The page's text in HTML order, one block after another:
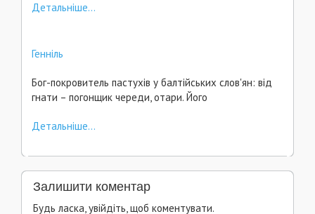
Детальніше...
Генніль
Бог-покровитель пастухів у балтійських слов'ян: від
гнати – погонщик череди, отари. Його
Детальніше...
Залишити коментар
Будь ласка, увійдіть, щоб коментувати.